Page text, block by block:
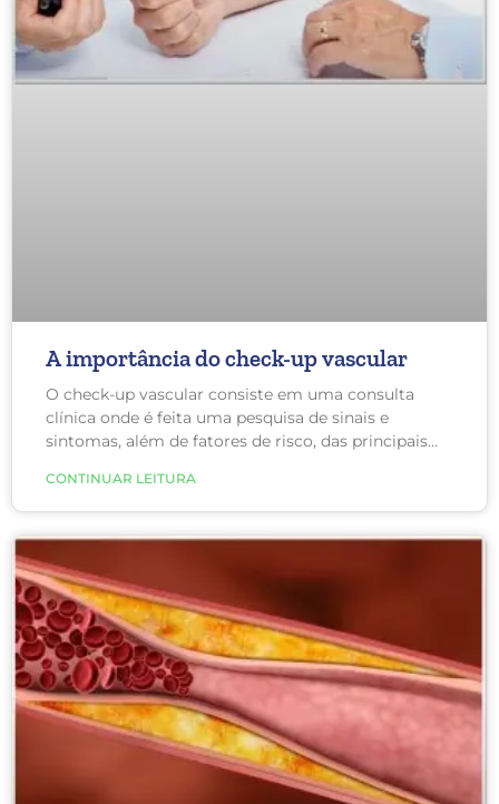
A importância do check-up vascular
O check-up vascular consiste em uma consulta
clínica onde é feita uma pesquisa de sinais e
sintomas, além de fatores de risco, das principais
laboratoriais e de imagem.
CONTINUAR LEITURA